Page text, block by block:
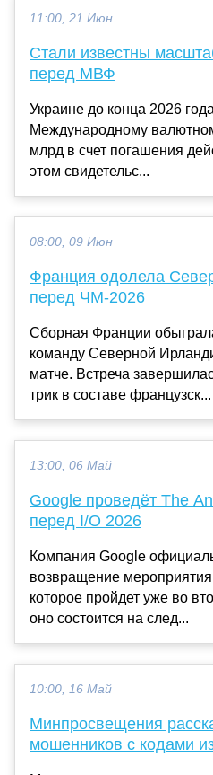
11:00, 21 Июн
Стали известны
перед МВФ
Украине до конца 2026
Международному
млрд в счет погашения
этом свидетельс...
08:00, 09 Июн
Франция одолела
перед ЧМ-2026
Сборная Франции
команду Северной
матче. Встреча
трик в составе французск...
13:00, 06 Май
Google проведёт The
перед I/O 2026
Компания Google
возвращение
которое пройдет уже во
оно состоится на след...
10:00, 16 Май
Минпросвещения
мошенников с кодами